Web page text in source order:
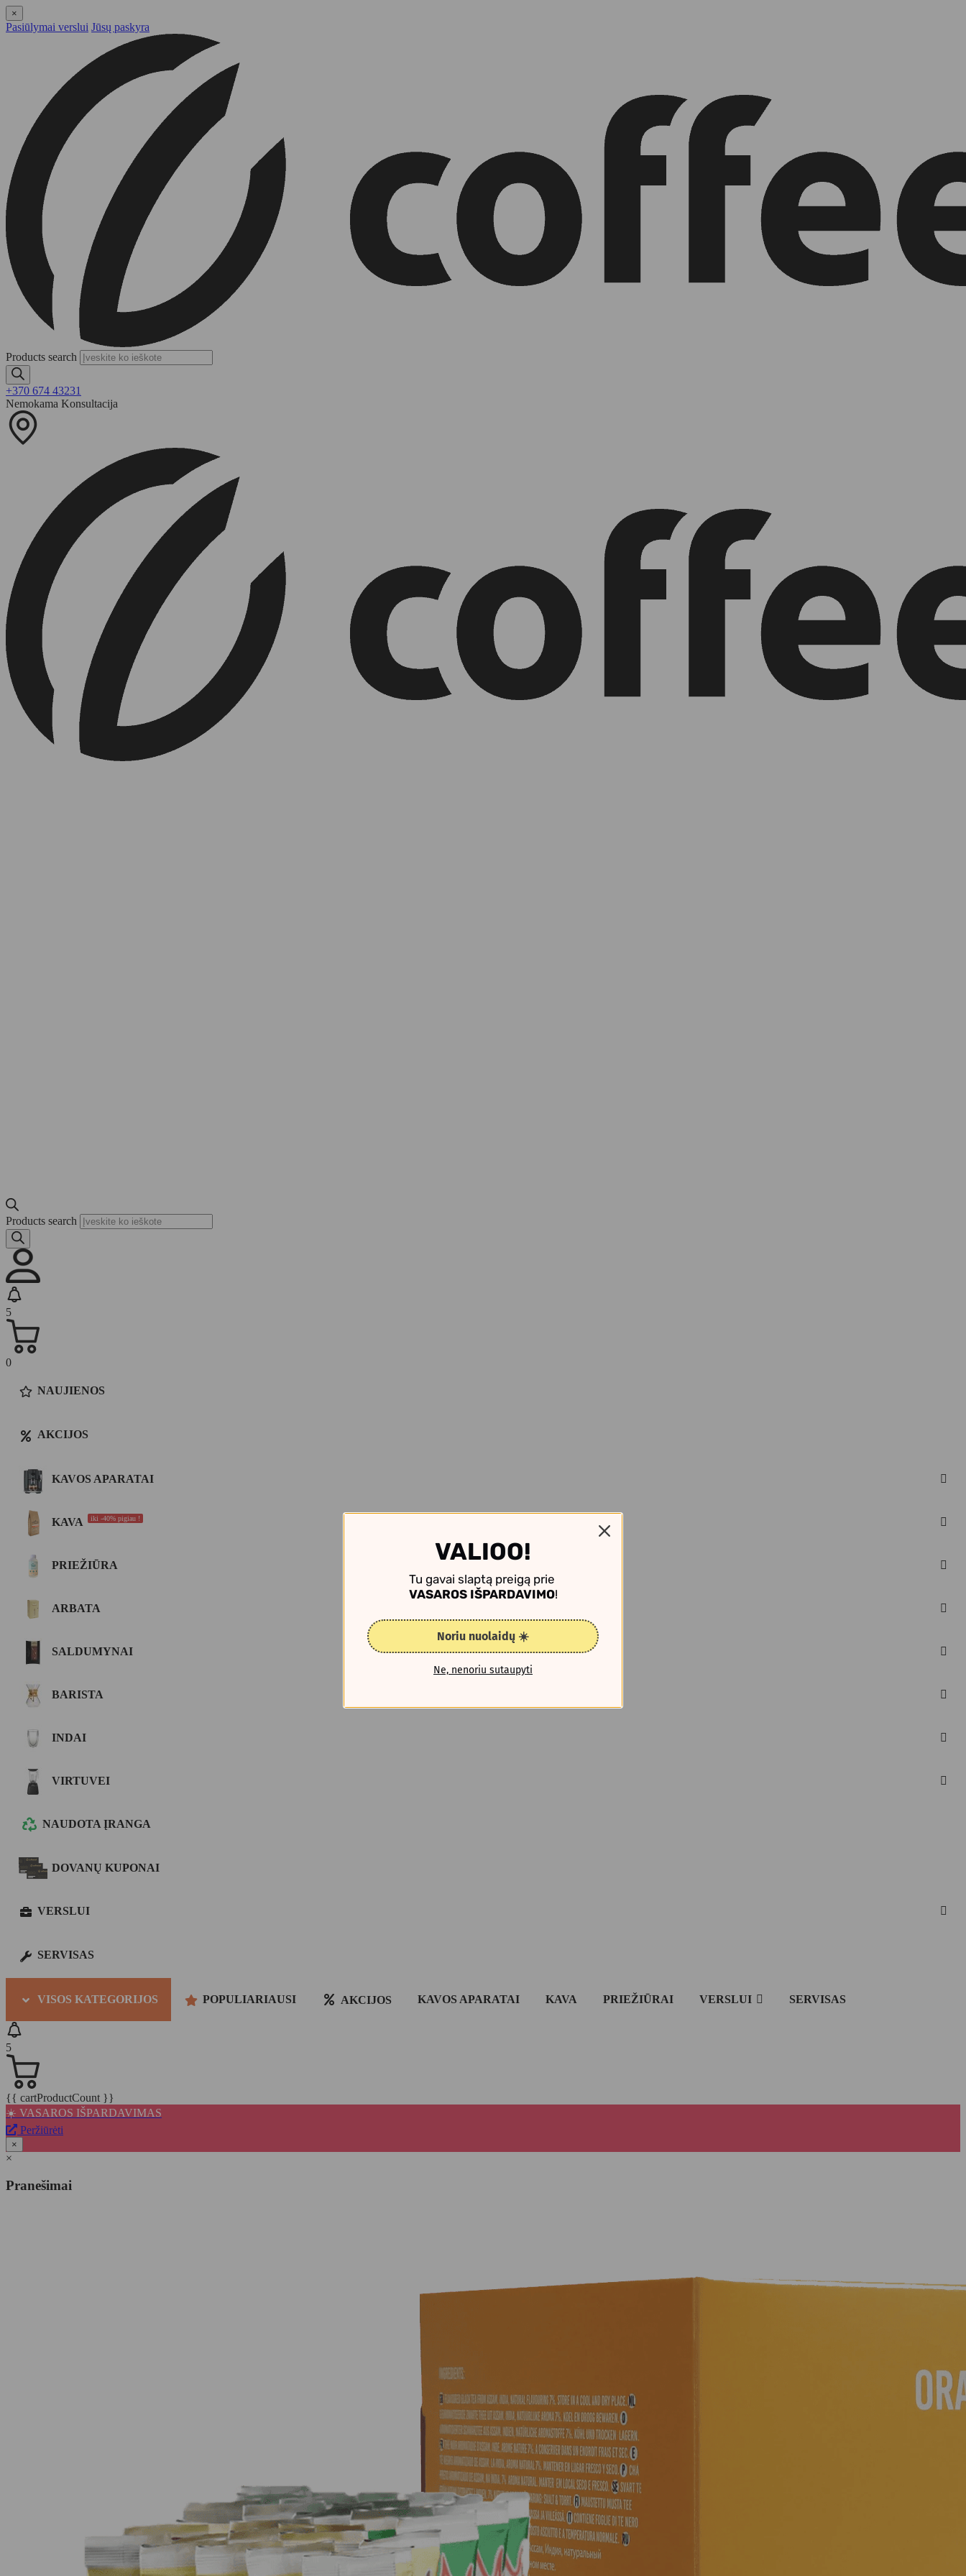
×
Pasiūlymai verslui Jūsų paskyra
Products search
+370 674 43231
Nemokama Konsultacija
Products search
5
0
NAUJIENOS
AKCIJOS
KAVOS APARATAI
KAVA iki -40% pigiau !
PRIEŽIŪRA
ARBATA
SALDUMYNAI
BARISTA
INDAI
VIRTUVEI
NAUDOTA ĮRANGA
DOVANŲ KUPONAI
VERSLUI
SERVISAS
VISOS KATEGORIJOS POPULIARIAUSI AKCIJOS KAVOS APARATAI KAVA PRIEŽIŪRAI VERSLUI SERVISAS
5
{{ cartProductCount }}
☀️ VASAROS IŠPARDAVIMAS
Peržiūrėti
×
×
Pranešimai
VALIOO!
Tu gavai slaptą preigą prie
VASAROS IŠPARDAVIMO!
Noriu nuolaidų ☀️
Ne, nenoriu sutaupyti